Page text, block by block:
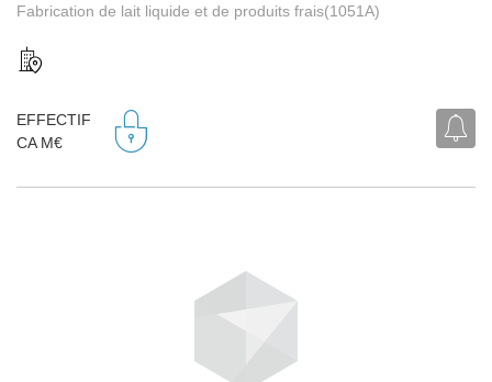
Fabrication de lait liquide et de produits frais(1051A)
EFFECTIF
CA M€